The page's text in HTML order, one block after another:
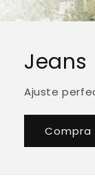
Jeans
Ajuste
Compra